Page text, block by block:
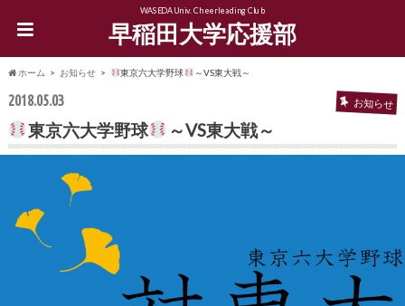
WASEDA Univ. Cheerleading Club
早稲田大学応援部
ホーム お知らせ 東京六大学野球 ～VS東大戦～
2018.05.03 お知らせ
東京六大学野球 ～VS東大戦～